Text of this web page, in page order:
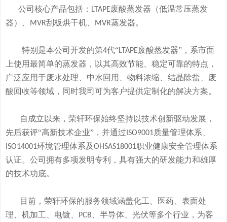
公司核心产品包括： LTAPE废酸蒸发器 （低温常压蒸发
器）、
MVR刮板烘干机、 MVR蒸发器。
特别是本公司开发的第4代“LTAPE废酸蒸发器” ，系市面
上使用最简单的蒸发器， 以其高效节能、稳定可靠的特点，
广泛应用于废水处理、中水回用、物料浓缩、结晶除盐、废
酸回收等领域， 同时我司可为客户提供定制化的解决方案。
自成立以来，荣轩环保始终坚持以技术创新驱动发展，
先后获评“高新技术企业”，并通过 ISO9001质量管理体系、
ISO14001环境管理体系及OHSAS18001职业健康安全管理体系
认证。公司拥有多项发明专利，具有强大的研发能力和雄厚
的技术功底。
目前，荣轩环保的服务领域涵盖化工、医药、表面处
理、机加工、电镀、
PCB
、半导体、光伏等多个行业，为客